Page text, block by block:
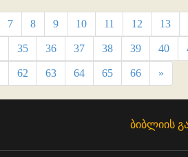
7 8 9 10 11 12 13
35 36 37 38 39 40
62 63 64 65 66 »
ბიბლიის